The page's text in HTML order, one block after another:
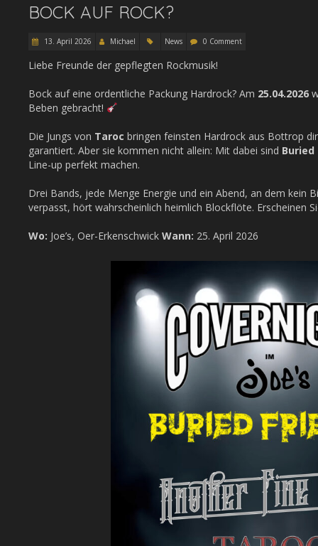
BOCK AUF ROCK?
13. April 2026 Michael News 0 Comment
Liebe Freunde der gepflegten Rockmusik!
Bock auf eine ordentliche Packung Hardrock? Am 25.04.2026
Beben gebracht!
Die Jungs von Taroc bringen feinsten Hardrock aus Bottrop
garantiert. Aber sie kommen nicht allein: Mit dabei sind Buried
Line-up perfekt machen.
Drei Bands, jede Menge Energie und ein Abend, an dem kein
verpasst, hört wahrscheinlich heimlich Blockflöte. Erscheinen
Wo: Joe’s, Oer-Erkenschwick Wann: 25. April 2026